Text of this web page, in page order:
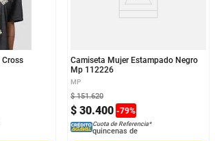
Cross
Camiseta Mujer Estampado Negro
Mp 112226
MP
$ 30.400 -79%
$ 151.620
Cuota de Referencia*
quincenas de